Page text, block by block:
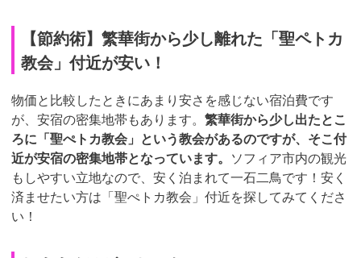
【節約術】繁華街から少し離れた「聖ペトカ
教会」付近が安い！
物価と比較したときにあまり安さを感じない宿泊費です
が、安宿の密集地帯もあります。 繁華街から少し出たとこ
ろに「聖ぺトカ教会」という教会があるのですが、そこ付
近が安宿の密集地帯となっています。 ソフィア市内の観光
もしやすい立地なので、安く泊まれて一石二鳥です！安く
済ませたい方は「聖ぺトカ教会」付近を探してみてくださ
い！